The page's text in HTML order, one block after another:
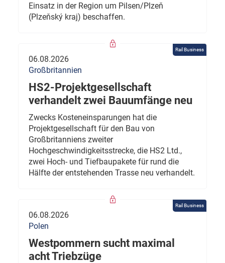
Einsatz in der Region um Pilsen/Plzeň
(Plzeňský kraj) beschaffen.
Rail Business
06.08.2026
Großbritannien
HS2-Projektgesellschaft
verhandelt zwei Bauumfänge neu
Zwecks Kosteneinsparungen hat die
Projektgesellschaft für den Bau von
Großbritanniens zweiter
Hochgeschwindigkeitsstrecke, die HS2 Ltd.,
zwei Hoch- und Tiefbaupakete für rund die
Hälfte der entstehenden Trasse neu verhandelt.
Rail Business
06.08.2026
Polen
Westpommern sucht maximal
acht Triebzüge